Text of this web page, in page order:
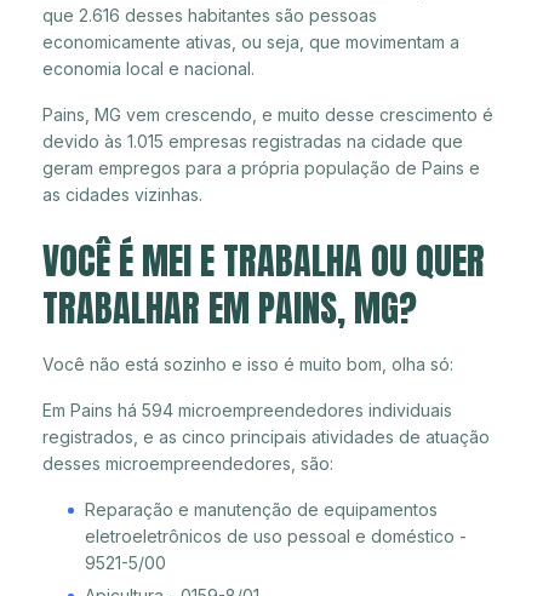
que 2.616 desses habitantes são pessoas
economicamente ativas, ou seja, que movimentam a
economia local e nacional.
Pains, MG vem crescendo, e muito desse crescimento é
devido às 1.015 empresas registradas na cidade que
geram empregos para a própria população de Pains e
as cidades vizinhas.
VOCÊ É MEI E TRABALHA OU QUER
TRABALHAR EM PAINS, MG?
Você não está sozinho e isso é muito bom, olha só:
Em Pains há 594 microempreendedores individuais
registrados, e as cinco principais atividades de atuação
desses microempreendedores, são:
Reparação e manutenção de equipamentos
eletroeletrônicos de uso pessoal e doméstico -
9521-5/00